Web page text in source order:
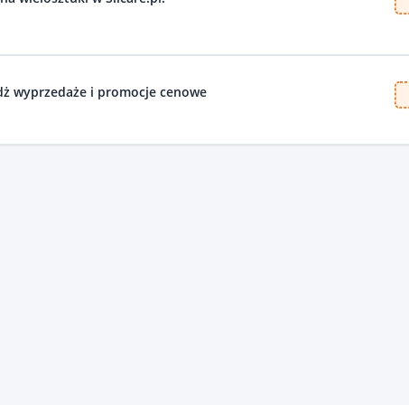
wyprzedaże i promocje cenowe